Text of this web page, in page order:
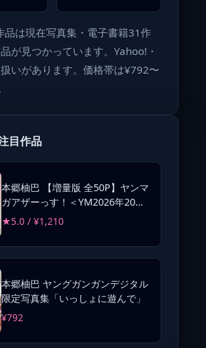
品は現在写真集・電子書籍31作
が見つかっています。Yahoo!・
いがあります。価格帯は¥792〜
目作品
本郷柚巴 【増量版 全50P】ヤンマ
ガアザーっす！＜YM2026年20号
未公開カット＞ ヤンマガデジタル
★5.0 / ¥1,210
本郷柚巴 ヤングガンガンデジタル
限定写真集「いっしょに遊んで」
¥792